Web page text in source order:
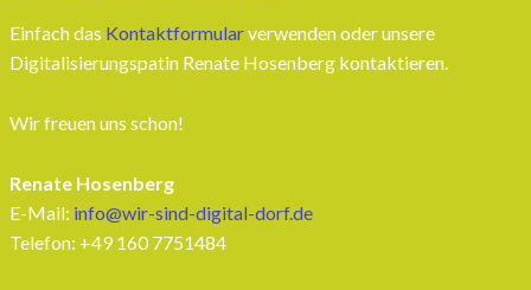
Einfach das Kontaktformularverwenden oder unsere
Digitalisierungspatin Renate Hosenberg kontaktieren.
Wir freuen uns schon!
Renate Hosenberg
E-Mail: info@wir-sind-digital-dorf.de
Telefon: ‭+49 160 7751484‬